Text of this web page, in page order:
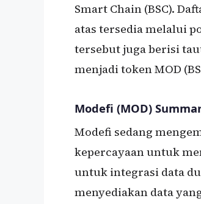
Smart Chain (BSC).
atas tersedia melalui
tersebut juga berisi
menjadi token MOD
Modefi (MOD)
Modefi sedang
kepercayaan untuk
untuk integrasi data
menyediakan data